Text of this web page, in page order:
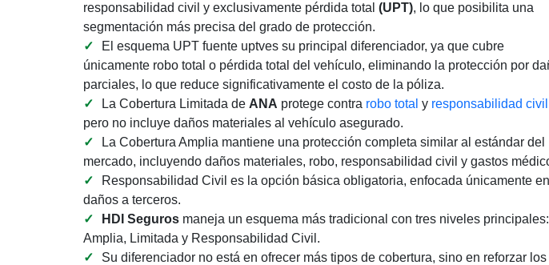
responsabilidad civil y exclusivamente pérdida total (UPT), lo que posibilita una
segmentación más precisa del grado de protección.
El esquema UPT fuente uptves su principal diferenciador, ya que cubre
únicamente robo total o pérdida total del vehículo, eliminando la protección por
parciales, lo que reduce significativamente el costo de la póliza.
La Cobertura Limitada de ANA protege contra robo total y responsabilidad civil
pero no incluye daños materiales al vehículo asegurado.
La Cobertura Amplia mantiene una protección completa similar al estándar del
mercado, incluyendo daños materiales, robo, responsabilidad civil y gastos
Responsabilidad Civil es la opción básica obligatoria, enfocada únicamente en
daños a terceros.
HDI Seguros maneja un esquema más tradicional con tres niveles principales:
Amplia, Limitada y Responsabilidad Civil.
Su diferenciador no está en ofrecer más tipos de cobertura, sino en reforzar los